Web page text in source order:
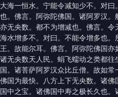
大海一恒水。宁能令减知少不。对
也。佛言。阿弥陀佛国。诸阿罗汉
亦无央数。都不为增减也。佛言。
海水增多不。对曰。不能令增多也
王。故能尔耳。佛言。阿弥陀佛国亦
诸无央数天人民。蜎飞蠕动之类都
国。诸菩萨阿罗汉众比丘僧。故如
佛国为最快。八方上下无央数。诸
国中之宝。诸佛国中寿之极长久也